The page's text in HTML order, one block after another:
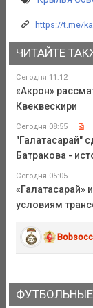
https://t.me/
ЧИТАЙТЕ
Сегодня 11:12
«Акрон»
Квеквескири
Сегодня 08:55
"Галатасарай"
Батракова -
Сегодня 05:05
«Галатасарай»
условиям